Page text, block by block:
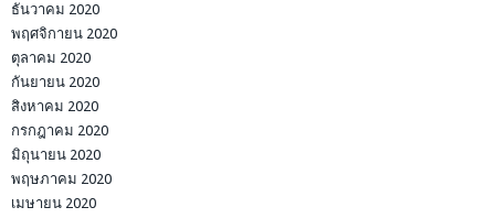
ธันวาคม 2020
พฤศจิกายน 2020
ตุลาคม 2020
กันยายน 2020
สิงหาคม 2020
กรกฎาคม 2020
มิถุนายน 2020
พฤษภาคม 2020
เมษายน 2020